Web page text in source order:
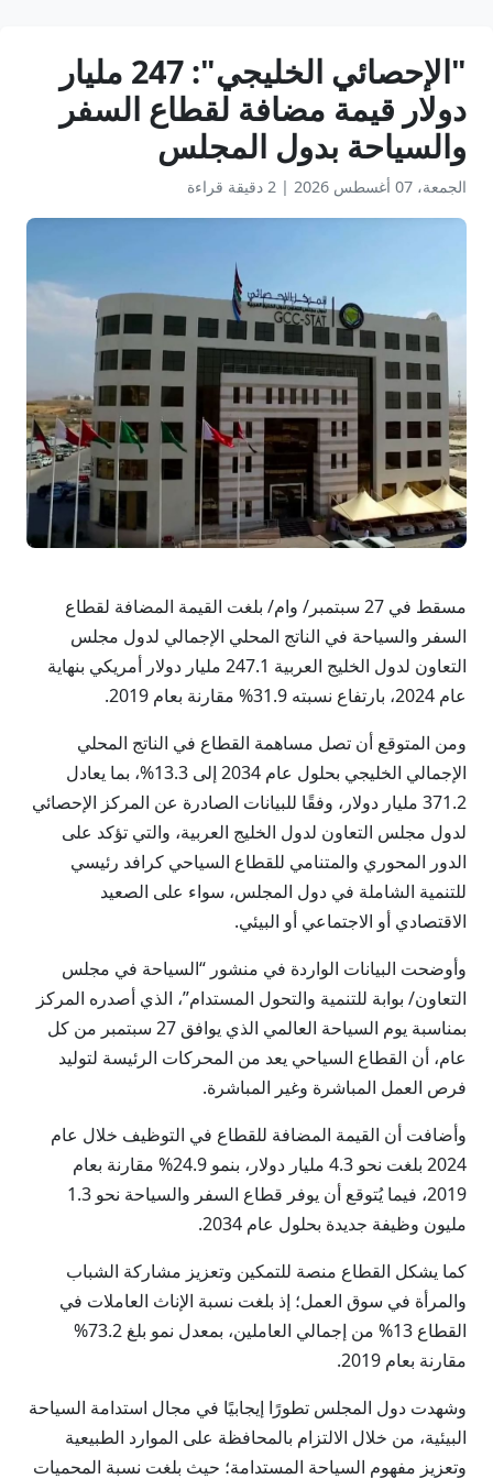
"الإحصائي الخليجي": 247 مليار
دولار قيمة مضافة لقطاع السفر
والسياحة بدول المجلس
الجمعة، 07 أغسطس 2026 | 2 دقيقة قراءة
مسقط في 27 سبتمبر/ وام/ بلغت القيمة المضافة لقطاع
السفر والسياحة في الناتج المحلي الإجمالي لدول مجلس
التعاون لدول الخليج العربية 247.1 مليار دولار أمريكي بنهاية
عام 2024، بارتفاع نسبته 31.9% مقارنة بعام 2019.
ومن المتوقع أن تصل مساهمة القطاع في الناتج المحلي
الإجمالي الخليجي بحلول عام 2034 إلى 13.3%، بما يعادل
371.2 مليار دولار، وفقًا للبيانات الصادرة عن المركز الإحصائي
لدول مجلس التعاون لدول الخليج العربية، والتي تؤكد على
الدور المحوري والمتنامي للقطاع السياحي كرافد رئيسي
للتنمية الشاملة في دول المجلس، سواء على الصعيد
الاقتصادي أو الاجتماعي أو البيئي.
وأوضحت البيانات الواردة في منشور “السياحة في مجلس
التعاون/ بوابة للتنمية والتحول المستدام”، الذي أصدره المركز
بمناسبة يوم السياحة العالمي الذي يوافق 27 سبتمبر من كل
عام، أن القطاع السياحي يعد من المحركات الرئيسة لتوليد
فرص العمل المباشرة وغير المباشرة.
وأضافت أن القيمة المضافة للقطاع في التوظيف خلال عام
2024 بلغت نحو 4.3 مليار دولار، بنمو 24.9% مقارنة بعام
2019، فيما يُتوقع أن يوفر قطاع السفر والسياحة نحو 1.3
مليون وظيفة جديدة بحلول عام 2034.
كما يشكل القطاع منصة للتمكين وتعزيز مشاركة الشباب
والمرأة في سوق العمل؛ إذ بلغت نسبة الإناث العاملات في
القطاع 13% من إجمالي العاملين، بمعدل نمو بلغ 73.2%
مقارنة بعام 2019.
وشهدت دول المجلس تطورًا إيجابيًا في مجال استدامة السياحة
البيئية، من خلال الالتزام بالمحافظة على الموارد الطبيعية
وتعزيز مفهوم السياحة المستدامة؛ حيث بلغت نسبة المحميات